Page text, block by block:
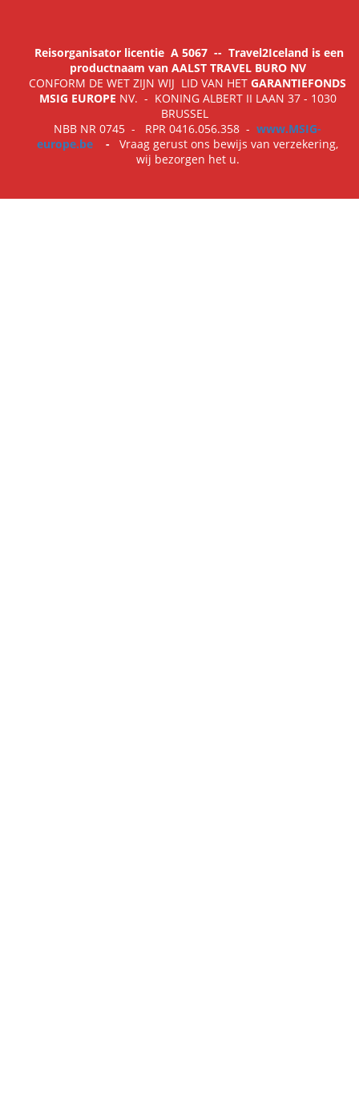
Reisorganisator licentie A 5067 -- Travel2Iceland is een
productnaam van AALST TRAVEL BURO NV
CONFORM DE WET ZIJN WIJ LID VAN HET GARANTIEFONDS
MSIG EUROPE NV. - KONING ALBERT II LAAN 37 - 1030
BRUSSEL
NBB NR 0745 - RPR 0416.056.358 - www.MSIG-
europe.be
- Vraag gerust ons bewijs van verzekering,
wij bezorgen het u.